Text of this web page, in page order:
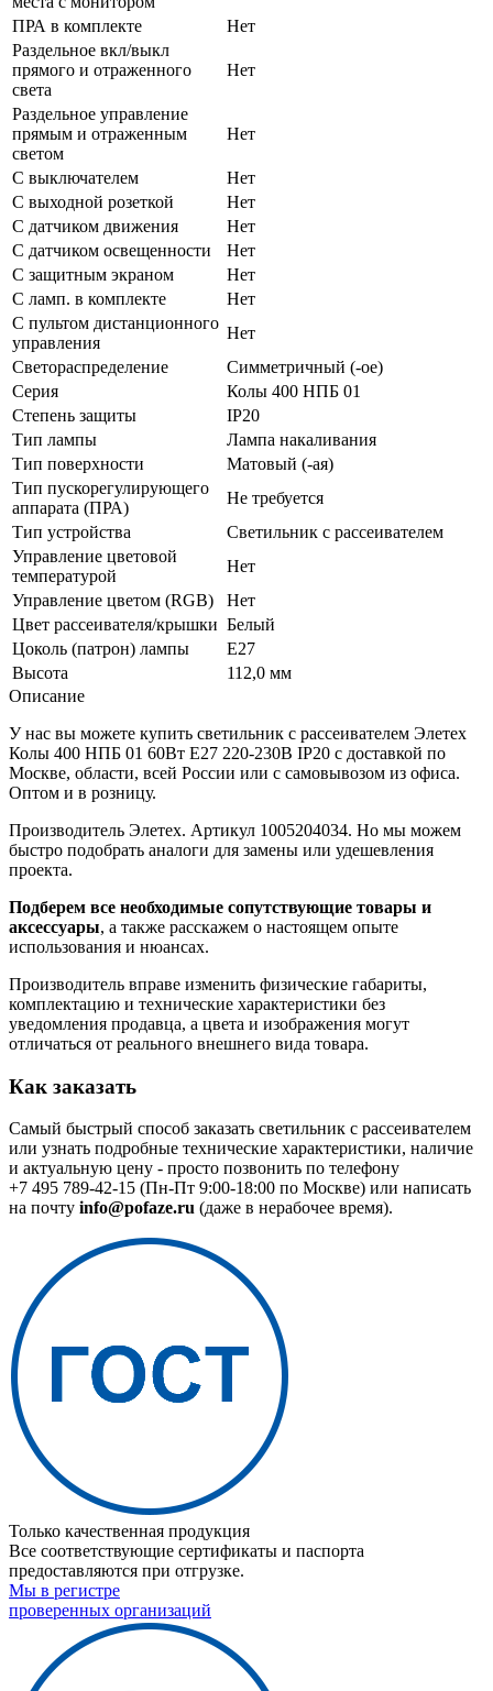
ПРА в комплекте
Нет
Раздельное вкл/выкл
прямого и отраженного
света
Нет
Раздельное управление
прямым и отраженным
светом
Нет
С выключателем
Нет
С выходной розеткой
Нет
С датчиком движения
Нет
С датчиком освещенности
Нет
С защитным экраном
Нет
С ламп. в комплекте
Нет
С пультом дистанционного
управления
Нет
Светораспределение
Симметричный (-ое)
Серия
Колы 400 НПБ 01
Степень защиты
IP20
Тип лампы
Лампа накаливания
Тип поверхности
Матовый (-ая)
Тип пускорегулирующего
аппарата (ПРА)
Не требуется
Тип устройства
Светильник с рассеивателем
Управление цветовой
температурой
Нет
Управление цветом (RGB)
Нет
Цвет рассеивателя/крышки Белый
Цоколь (патрон) лампы
E27
Высота
112,0 мм
Описание
У нас вы можете купить светильник с рассеивателем Элетех
Колы 400 НПБ 01 60Вт E27 220-230В IP20 с доставкой по
Москве, области, всей России или с самовывозом из офиса.
Оптом и в розницу.
Производитель Элетех. Артикул 1005204034. Но мы можем
быстро подобрать аналоги для замены или удешевления
проекта.
Подберем все необходимые сопутствующие товары и
аксессуары, а также расскажем о настоящем опыте
использования и нюансах.
Производитель вправе изменить физические габариты,
комплектацию и технические характеристики без
уведомления продавца, а цвета и изображения могут
отличаться от реального внешнего вида товара.
Как заказать
Самый быстрый способ заказать светильник с рассеивателем
или узнать подробные технические характеристики, наличие
и актуальную цену - просто позвонить по телефону
+7 495 789-42-15 (Пн-Пт 9:00-18:00 по Москве) или написать
на почту info@pofaze.ru (даже в нерабочее время).
Только качественная продукция
Все соответствующие сертификаты и паспорта
предоставляются при отгрузке.
Мы в регистре
проверенных организаций